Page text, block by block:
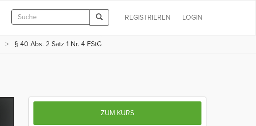
LOGIN
REGISTRIEREN
§ 40 Abs. 2 Satz 1 Nr. 4 EStG
ZUM KURS